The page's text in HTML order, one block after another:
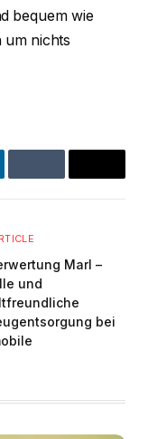
bequem wie
um nichts
Tumblr Email
Marl –
und
bei